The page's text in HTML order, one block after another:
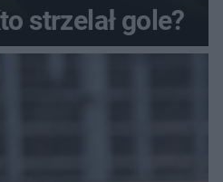
strzelał gole?